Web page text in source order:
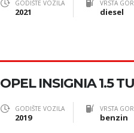
GODIŠTE VOZILA
2021
VRSTA
diesel
OPEL INSIGNIA 1.5
GODIŠTE VOZILA
2019
VRSTA
benzin